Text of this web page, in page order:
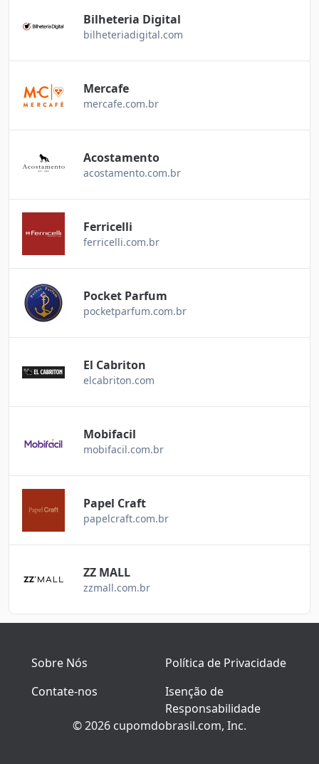
Bilheteria Digital
bilheteriadigital.com
Mercafe
mercafe.com.br
Acostamento
acostamento.com.br
Ferricelli
ferricelli.com.br
Pocket Parfum
pocketparfum.com.br
El Cabriton
elcabriton.com
Mobifacil
mobifacil.com.br
Papel Craft
papelcraft.com.br
ZZ MALL
zzmall.com.br
Sobre Nós
Política de Privacidade
Contate-nos
Isenção de
Responsabilidade
© 2026 cupomdobrasil.com, Inc.